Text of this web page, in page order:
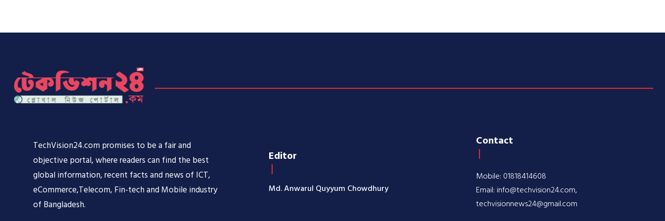
TechVision24.com promises to be a fair and
objective portal, where readers can find the best
global information, recent facts and news of ICT,
eCommerce,Telecom, Fin-tech and Mobile industry
of Bangladesh.
Editor
Md. Anwarul Quyyum Chowdhury
Contact
Mobile: 01818414608
Email: info@techvision24.com,
techvisionnews24@gmail.com